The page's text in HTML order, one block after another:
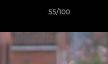
55/100